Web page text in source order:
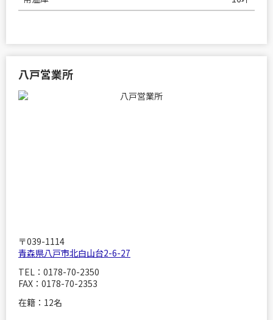
八戸営業所
〒039-1114
青森県八戸市北白山台2-6-27
TEL：0178-70-2350
FAX：0178-70-2353
在籍：12名